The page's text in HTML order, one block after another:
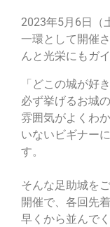
2023年5月6日（
一環として開催
んと光栄にもガ
「どこの城が好
必ず挙げるお城
雰囲気がよくわ
いないビギナー
す。
そんな足助城を
開催で、各回先
早くから並んで